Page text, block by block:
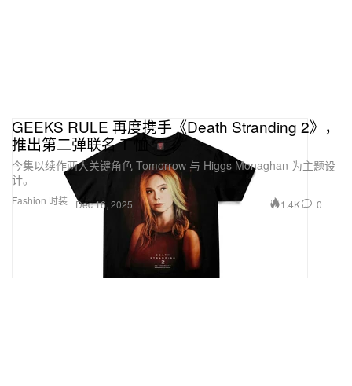
Fashion 时装
GEEKS RULE 再度携手《Death Stranding 2》，
推出第二弹联名 T 恤
今集以续作两大关键角色 Tomorrow 与 Higgs Monaghan 为主题设
计。
Dec 16, 2025 1.4K 0